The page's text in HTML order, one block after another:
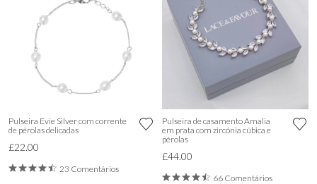
Pulseira Evie Silver com corrente
de pérolas delicadas
£22.00
23 Comentários
Pulseira de casamento Amalia
em prata com zircónia cúbica e
pérolas
£44.00
66 Comentários